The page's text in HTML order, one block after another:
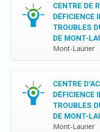
CENTRE DE
DÉFICIENCE
TROUBLES
DE MONT-
Mont-Laurier
CENTRE
DÉFICIENCE
TROUBLES
DE MONT-
Mont-Laurier